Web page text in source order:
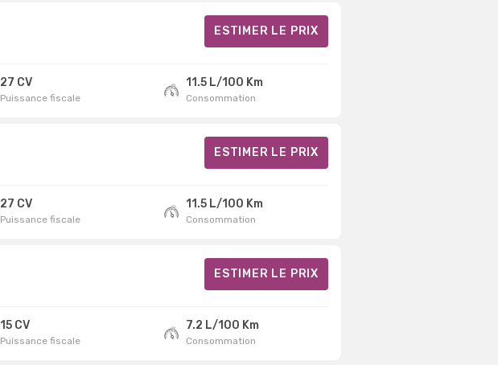
ESTIMER LE PRIX
27 CV
Puissance fiscale
11.5 L/100 Km
Consommation
ESTIMER LE PRIX
27 CV
Puissance fiscale
11.5 L/100 Km
Consommation
ESTIMER LE PRIX
15 CV
Puissance fiscale
7.2 L/100 Km
Consommation